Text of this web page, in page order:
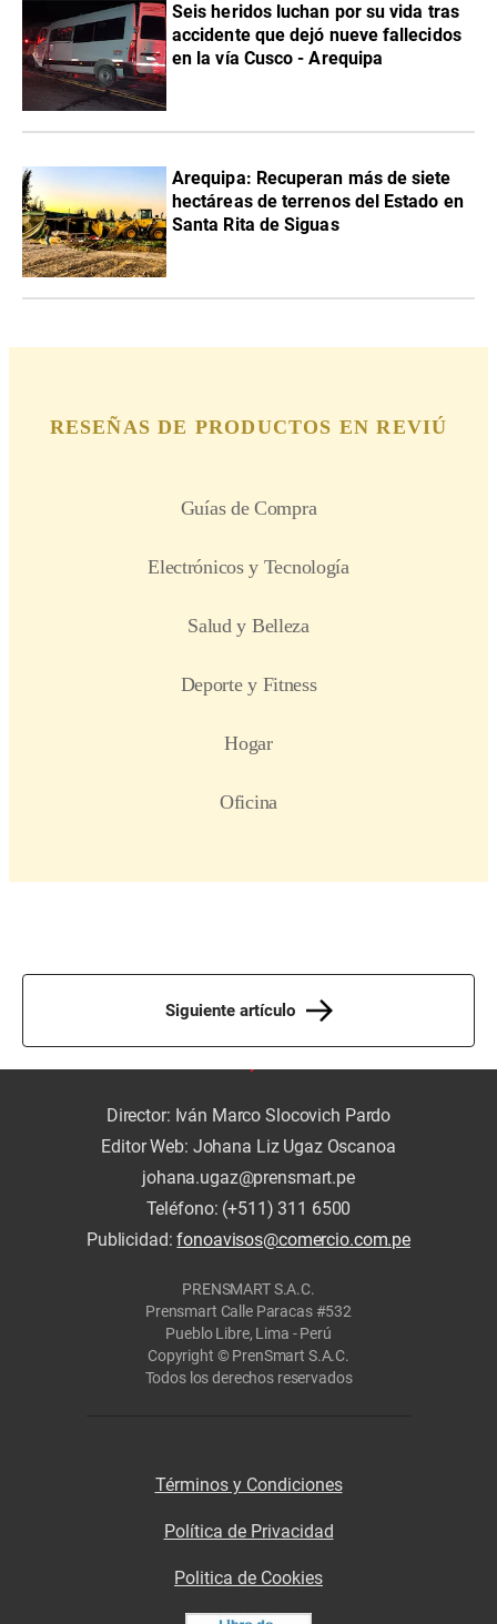
Seis heridos luchan por su vida tras
accidente que dejó nueve fallecidos
en la vía Cusco - Arequipa
Arequipa: Recuperan más de siete
hectáreas de terrenos del Estado en
Santa Rita de Siguas
Siguiente artículo
Director: Iván Marco Slocovich Pardo
Editor Web: Johana Liz Ugaz Oscanoa
johana.ugaz@prensmart.pe
Teléfono: (+511) 311 6500
Publicidad:fonoavisos@comercio.com.pe
PRENSMART S.A.C.
Prensmart Calle Paracas #532
Pueblo Libre, Lima - Perú
Copyright © PrenSmart S.A.C.
Todos los derechos reservados
Términos y Condiciones
Política de Privacidad
Politica de Cookies